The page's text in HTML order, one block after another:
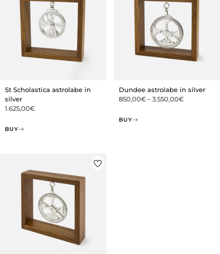
St Scholastica astrolabe in
silver
1.625,00€
BUY
Dundee astrolabe in silver
850,00€–3.550,00€
BUY